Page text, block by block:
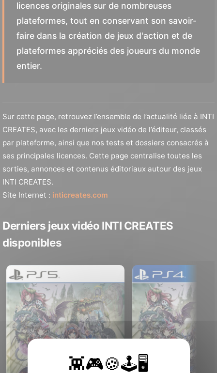
licences originales sur de nombreuses
plateformes, tout en conservant son savoir-
faire dans la création de jeux d'action et de
plateformes appréciés des joueurs du monde
entier.
Sur cette page, retrouvez l’ensemble de l’actualité liée à INTI
CREATES, avec les derniers jeux vidéo de l’éditeur, classés
par plateforme, ainsi que nos tests et dossiers consacrés à
ses principales licences. Cette page centralise toutes les
sorties, annonces et contenus éditoriaux autour des jeux
INTI CREATES.
Site Internet : inticreates.com
Derniers jeux vidéo INTI CREATES
disponibles